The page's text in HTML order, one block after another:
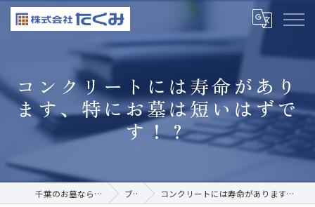
コンクリートには寿命があり
ます、特にお墓は短いはずで
す！？
千葉のお墓なら株式会社たくみ ブログ コンクリートには寿命があります、特にお墓は短いはずです！？